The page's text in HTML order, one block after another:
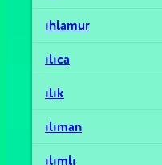
ıhlamur
ılıca
ılık
ılıman
ılımlı